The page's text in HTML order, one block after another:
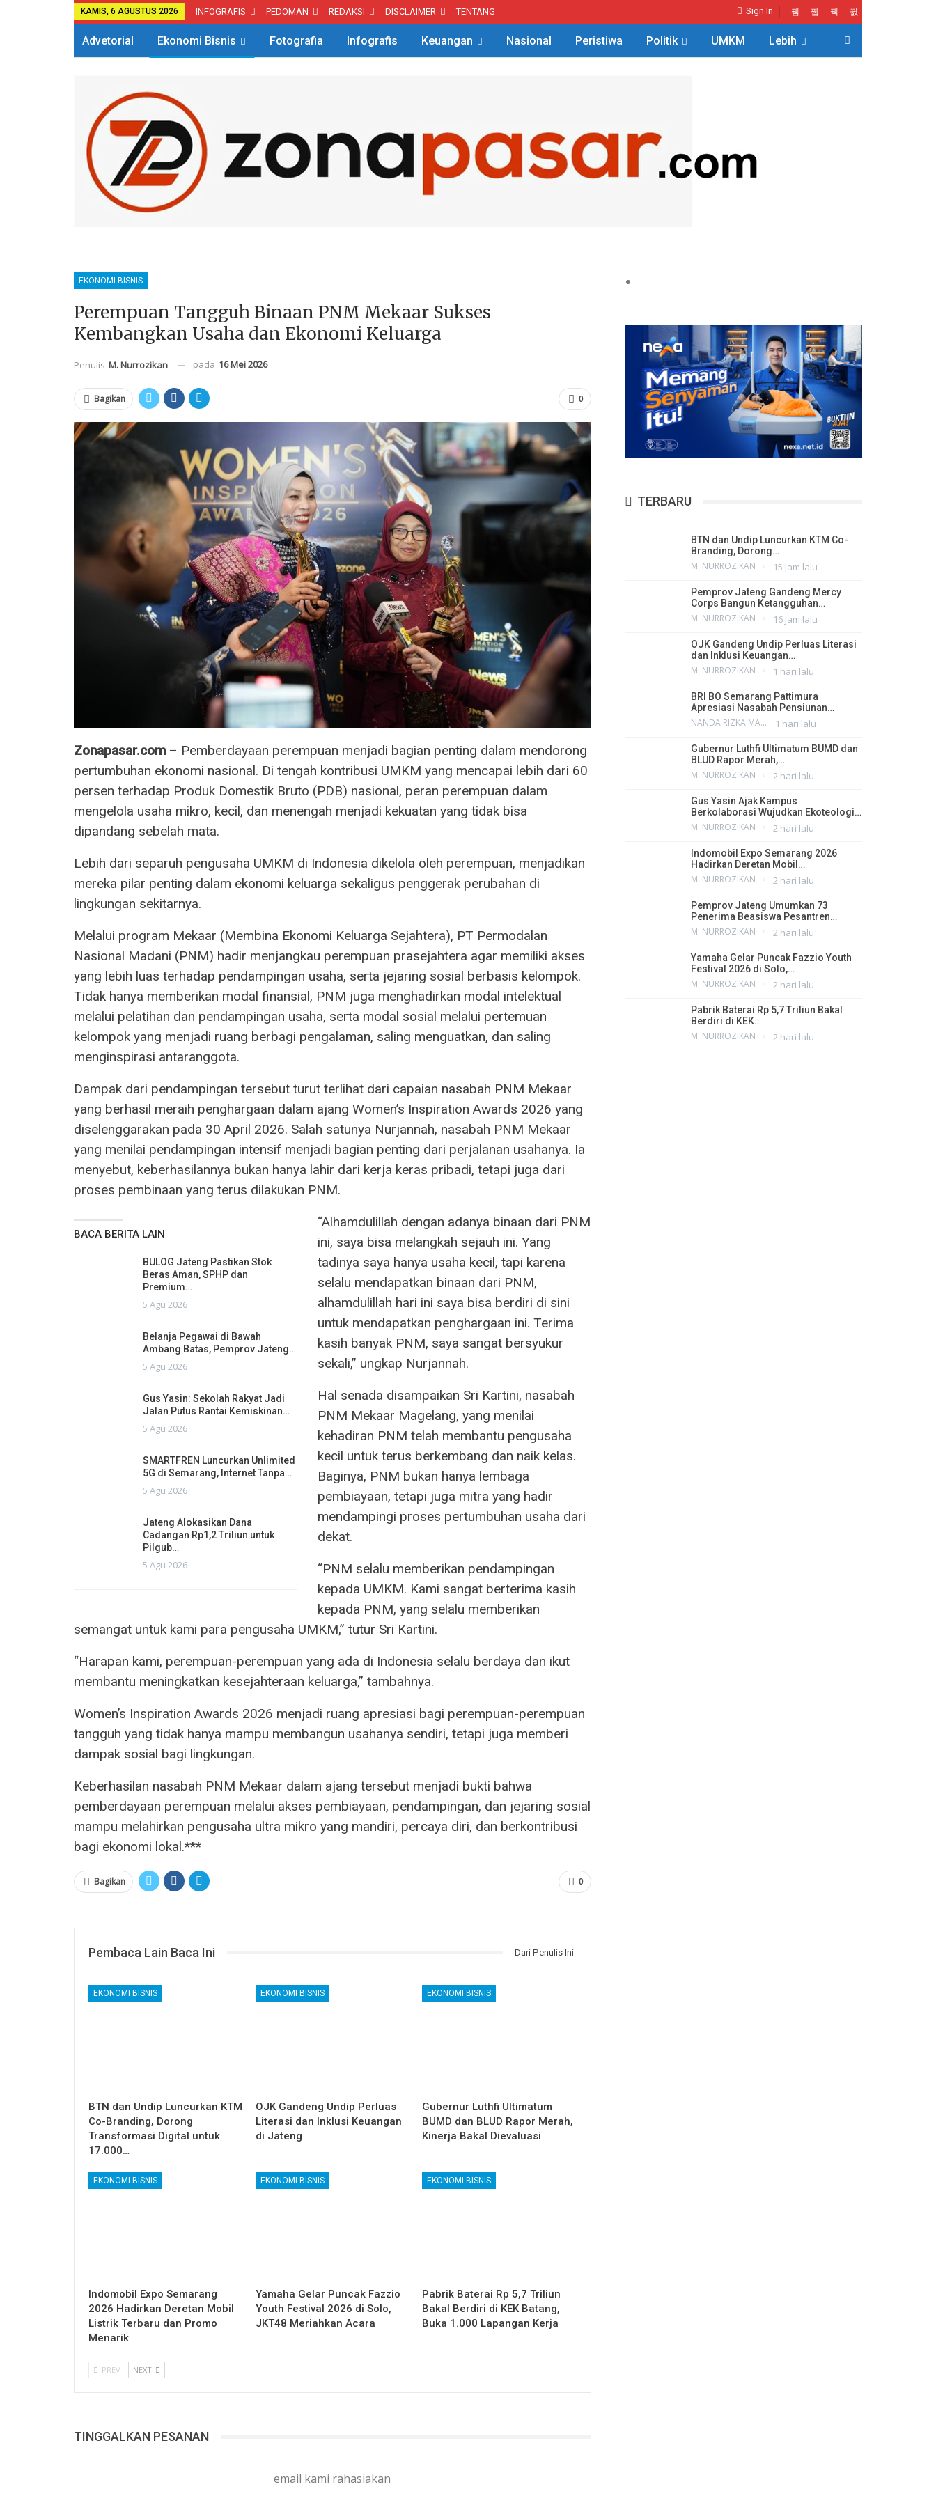
Sign In
KAMIS, 6 AGUSTUS 2026 INFOGRAFIS PEDOMAN REDAKSI DISCLAIMER TENTANG
Advetorial Ekonomi Bisnis Fotografia Infografis Keuangan Nasional Peristiwa Politik UMKM Lebih
EKONOMI BISNIS
Perempuan Tangguh Binaan PNM Mekaar Sukses
Kembangkan Usaha dan Ekonomi Keluarga
Penulis M. Nurrozikan pada 16 Mei 2026
0
Bagikan
Zonapasar.com – Pemberdayaan perempuan menjadi bagian penting dalam mendorong
pertumbuhan ekonomi nasional. Di tengah kontribusi UMKM yang mencapai lebih dari 60
persen terhadap Produk Domestik Bruto (PDB) nasional, peran perempuan dalam
mengelola usaha mikro, kecil, dan menengah menjadi kekuatan yang tidak bisa
dipandang sebelah mata.
Lebih dari separuh pengusaha UMKM di Indonesia dikelola oleh perempuan, menjadikan
mereka pilar penting dalam ekonomi keluarga sekaligus penggerak perubahan di
lingkungan sekitarnya.
Melalui program Mekaar (Membina Ekonomi Keluarga Sejahtera), PT Permodalan
Nasional Madani (PNM) hadir menjangkau perempuan prasejahtera agar memiliki akses
yang lebih luas terhadap pendampingan usaha, serta jejaring sosial berbasis kelompok.
Tidak hanya memberikan modal finansial, PNM juga menghadirkan modal intelektual
melalui pelatihan dan pendampingan usaha, serta modal sosial melalui pertemuan
kelompok yang menjadi ruang berbagi pengalaman, saling menguatkan, dan saling
menginspirasi antaranggota.
Dampak dari pendampingan tersebut turut terlihat dari capaian nasabah PNM Mekaar
yang berhasil meraih penghargaan dalam ajang Women’s Inspiration Awards 2026 yang
diselenggarakan pada 30 April 2026. Salah satunya Nurjannah, nasabah PNM Mekaar
yang menilai pendampingan intensif menjadi bagian penting dari perjalanan usahanya. Ia
menyebut, keberhasilannya bukan hanya lahir dari kerja keras pribadi, tetapi juga dari
proses pembinaan yang terus dilakukan PNM.
BACA BERITA LAIN
BULOG Jateng Pastikan Stok
Beras Aman, SPHP dan
Premium…
5 Agu 2026
Belanja Pegawai di Bawah
Ambang Batas, Pemprov Jateng…
5 Agu 2026
Gus Yasin: Sekolah Rakyat Jadi
Jalan Putus Rantai Kemiskinan…
5 Agu 2026
SMARTFREN Luncurkan Unlimited
5G di Semarang, Internet Tanpa…
5 Agu 2026
Jateng Alokasikan Dana
Cadangan Rp1,2 Triliun untuk
Pilgub…
5 Agu 2026
“Alhamdulillah dengan adanya binaan dari PNM
ini, saya bisa melangkah sejauh ini. Yang
tadinya saya hanya usaha kecil, tapi karena
selalu mendapatkan binaan dari PNM,
alhamdulillah hari ini saya bisa berdiri di sini
untuk mendapatkan penghargaan ini. Terima
kasih banyak PNM, saya sangat bersyukur
sekali,” ungkap Nurjannah.
Hal senada disampaikan Sri Kartini, nasabah
PNM Mekaar Magelang, yang menilai
kehadiran PNM telah membantu pengusaha
kecil untuk terus berkembang dan naik kelas.
Baginya, PNM bukan hanya lembaga
pembiayaan, tetapi juga mitra yang hadir
mendampingi proses pertumbuhan usaha dari
dekat.
“PNM selalu memberikan pendampingan
kepada UMKM. Kami sangat berterima kasih
kepada PNM, yang selalu memberikan
semangat untuk kami para pengusaha UMKM,” tutur Sri Kartini.
“Harapan kami, perempuan-perempuan yang ada di Indonesia selalu berdaya dan ikut
membantu meningkatkan kesejahteraan keluarga,” tambahnya.
Women’s Inspiration Awards 2026 menjadi ruang apresiasi bagi perempuan-perempuan
tangguh yang tidak hanya mampu membangun usahanya sendiri, tetapi juga memberi
dampak sosial bagi lingkungan.
Keberhasilan nasabah PNM Mekaar dalam ajang tersebut menjadi bukti bahwa
pemberdayaan perempuan melalui akses pembiayaan, pendampingan, dan jejaring sosial
mampu melahirkan pengusaha ultra mikro yang mandiri, percaya diri, dan berkontribusi
bagi ekonomi lokal.***
0
Bagikan
Pembaca Lain Baca Ini Dari Penulis Ini
EKONOMI BISNIS
BTN dan Undip Luncurkan KTM
Co-Branding, Dorong
Transformasi Digital untuk
17.000…
EKONOMI BISNIS
OJK Gandeng Undip Perluas
Literasi dan Inklusi Keuangan
di Jateng
EKONOMI BISNIS
Gubernur Luthfi Ultimatum
BUMD dan BLUD Rapor Merah,
Kinerja Bakal Dievaluasi
EKONOMI BISNIS
Indomobil Expo Semarang
2026 Hadirkan Deretan Mobil
Listrik Terbaru dan Promo
Menarik
EKONOMI BISNIS
Yamaha Gelar Puncak Fazzio
Youth Festival 2026 di Solo,
JKT48 Meriahkan Acara
EKONOMI BISNIS
Pabrik Baterai Rp 5,7 Triliun
Bakal Berdiri di KEK Batang,
Buka 1.000 Lapangan Kerja
PREV NEXT
TINGGALKAN PESANAN
email kami rahasiakan
TERBARU
BTN dan Undip Luncurkan KTM Co-
Branding, Dorong…
M. NURROZIKAN 15 jam lalu
Pemprov Jateng Gandeng Mercy
Corps Bangun Ketangguhan…
M. NURROZIKAN 16 jam lalu
OJK Gandeng Undip Perluas Literasi
dan Inklusi Keuangan…
M. NURROZIKAN 1 hari lalu
BRI BO Semarang Pattimura
Apresiasi Nasabah Pensiunan…
NANDA RIZKA MAHENDRA 1 hari lalu
Gubernur Luthfi Ultimatum BUMD dan
BLUD Rapor Merah,…
M. NURROZIKAN 2 hari lalu
Gus Yasin Ajak Kampus
Berkolaborasi Wujudkan Ekoteologi…
M. NURROZIKAN 2 hari lalu
Indomobil Expo Semarang 2026
Hadirkan Deretan Mobil…
M. NURROZIKAN 2 hari lalu
Pemprov Jateng Umumkan 73
Penerima Beasiswa Pesantren…
M. NURROZIKAN 2 hari lalu
Yamaha Gelar Puncak Fazzio Youth
Festival 2026 di Solo,…
M. NURROZIKAN 2 hari lalu
Pabrik Baterai Rp 5,7 Triliun Bakal
Berdiri di KEK…
M. NURROZIKAN 2 hari lalu